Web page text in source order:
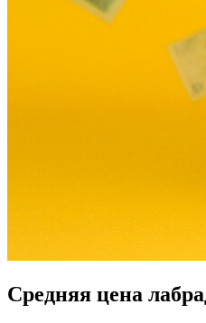
Средняя цена